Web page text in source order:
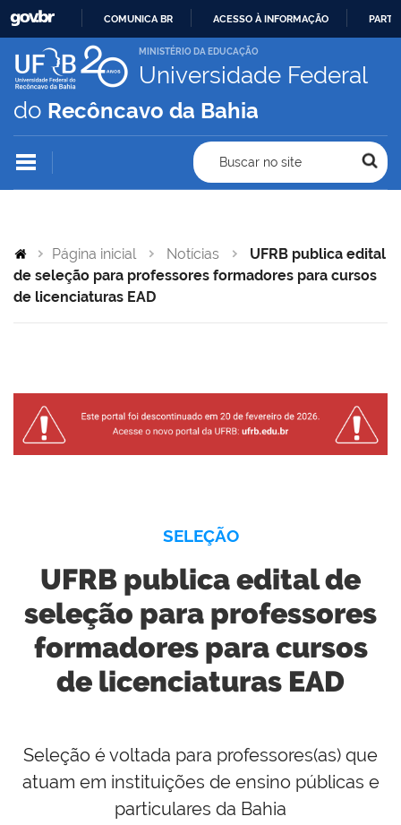
IR
PARA
CONTEÚDO
COMUNICA BR ACESSO À INFORMAÇÃO
MINISTÉRIO DA EDUCAÇÃO
Universidade Federal
do Recôncavo da Bahia
Buscar no site
Página inicial Notícias
UFRB publica edital
de seleção para professores formadores para cursos
de licenciaturas EAD
SELEÇÃO
UFRB publica edital de
seleção para professores
formadores para cursos
de licenciaturas EAD
Seleção é voltada para professores(as) que
atuam em instituições de ensino públicas e
particulares da Bahia